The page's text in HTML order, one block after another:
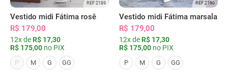
REF 2189
Vestido midi Fátima rosê
R$ 179,00
12x de R$ 17,30
R$ 175,00 no PIX
P
M G GG
REF 2190
Vestido midi Fátima marsala
R$ 179,00
12x de R$ 17,30
R$ 175,00 no PIX
P M G GG